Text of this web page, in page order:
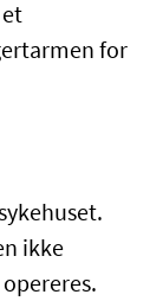
et
for
ikke